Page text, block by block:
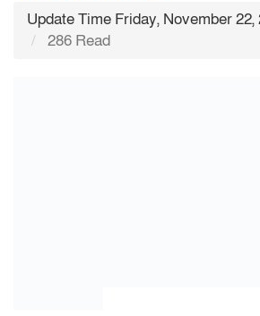
Update Time Friday, November 22,
286 Read